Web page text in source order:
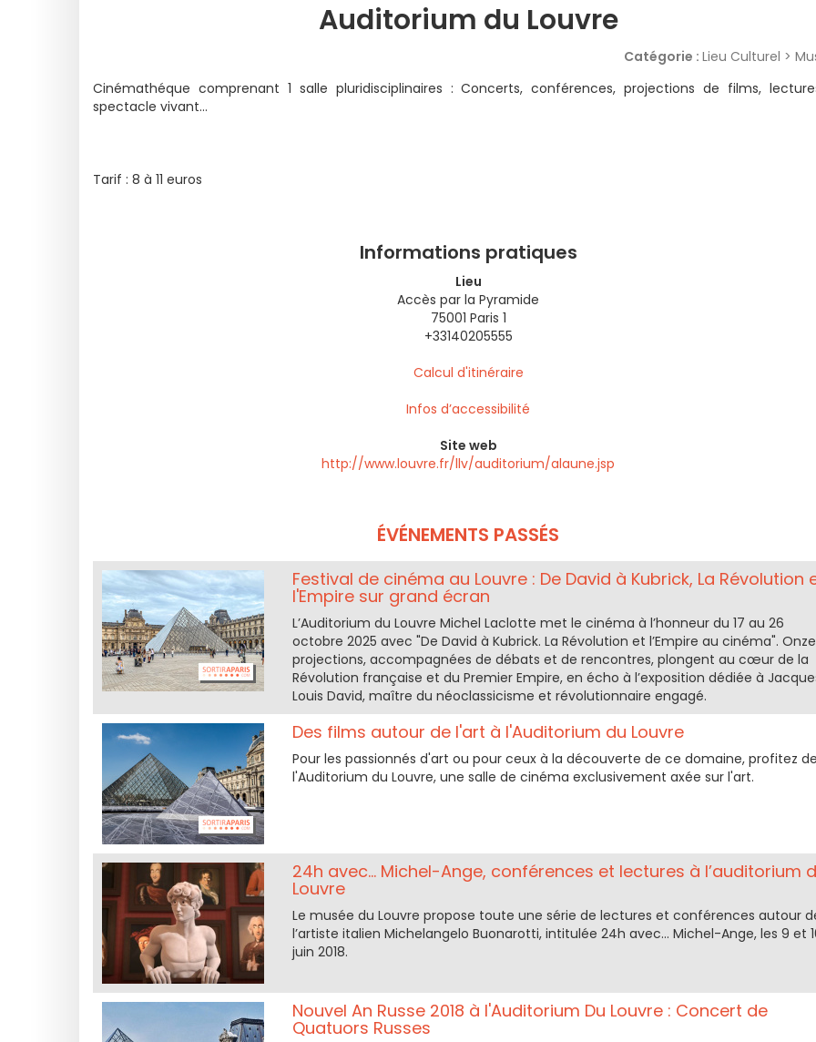
Auditorium du Louvre
Catégorie : Lieu Culturel >
Cinémathéque comprenant 1 salle pluridisciplinaires : Concerts, conférences, projections de films,
spectacle vivant...
Tarif : 8 à 11 euros
Informations pratiques
Lieu
Accès par la Pyramide
75001 Paris 1
+33140205555
Calcul d'itinéraire
Infos d’accessibilité
Site web
http://www.louvre.fr/llv/auditorium/alaune.jsp
ÉVÉNEMENTS PASSÉS
Festival de cinéma au Louvre : De David à Kubrick, La Révolution
l'Empire sur grand écran
L’Auditorium du Louvre Michel Laclotte met le cinéma à l’honneur du 17 au 26
octobre 2025 avec "De David à Kubrick. La Révolution et l’Empire au cinéma". Onze
projections, accompagnées de débats et de rencontres, plongent au cœur de la
Révolution française et du Premier Empire, en écho à l’exposition dédiée à
Louis David, maître du néoclassicisme et révolutionnaire engagé.
Des films autour de l'art à l'Auditorium du Louvre
Pour les passionnés d'art ou pour ceux à la découverte de ce domaine, profitez
l'Auditorium du Louvre, une salle de cinéma exclusivement axée sur l'art.
24h avec… Michel-Ange, conférences et lectures à l’auditorium
Louvre
Le musée du Louvre propose toute une série de lectures et conférences autour
l’artiste italien Michelangelo Buonarotti, intitulée 24h avec… Michel-Ange, les 9 et
juin 2018.
Nouvel An Russe 2018 à l'Auditorium Du Louvre : Concert de
Quatuors Russes